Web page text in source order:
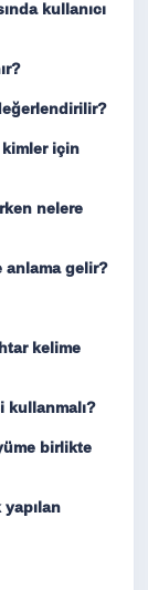
kullanıcı
için
nelere
anlama gelir?
kelime
kullanmalı?
birlikte